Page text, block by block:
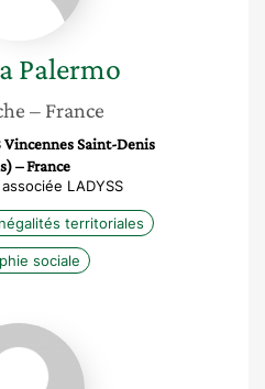
Palermo
– France
Saint-Denis
– France
LADYSS
territoriales
sociale
Sophie
de
Rosemont